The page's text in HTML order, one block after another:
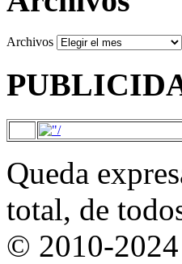
Archivos
Queda
total, de
© 2010-2024